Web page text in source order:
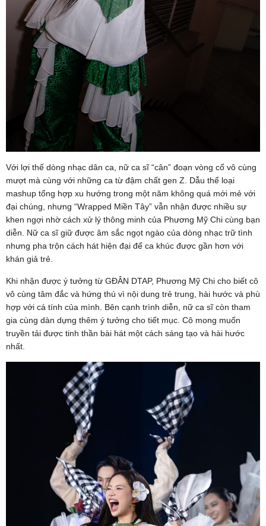
Với lợi thế dòng nhạc dân ca, nữ ca sĩ “cân” đoạn vòng cổ vô cùng
mượt mà cùng với những ca từ đậm chất gen Z. Dẫu thể loại
mashup tổng hợp xu hướng trong một năm không quá mới mẻ với
đại chúng, nhưng “Wrapped Miền Tây” vẫn nhận được nhiều sự
khen ngợi nhờ cách xử lý thông minh của Phương Mỹ Chi cùng bạn
diễn. Nữ ca sĩ giữ được âm sắc ngọt ngào của dòng nhạc trữ tình
nhưng pha trộn cách hát hiện đại để ca khúc được gần hơn với
khán giả trẻ.
Khi nhận được ý tưởng từ GĐÂN DTAP, Phương Mỹ Chi cho biết cô
vô cùng tâm đắc và hứng thú vì nội dung trẻ trung, hài hước và phù
hợp với cá tính của mình. Bên cạnh trình diễn, nữ ca sĩ còn tham
gia cùng dàn dựng thêm ý tưởng cho tiết mục. Cô mong muốn
truyền tải được tinh thần bài hát một cách sáng tạo và hài hước
nhất.